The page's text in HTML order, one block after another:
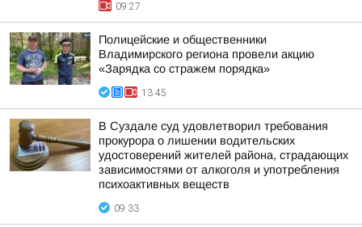
09:27
Полицейские и общественники
Владимирского региона провели акцию
«Зарядка со стражем порядка»
13:45
В Суздале суд удовлетворил требования
прокурора о лишении водительских
удостоверений жителей района, страдающих
зависимостями от алкоголя и употребления
психоактивных веществ
09:33